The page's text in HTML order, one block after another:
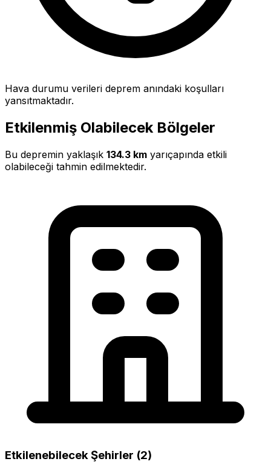
Hava durumu verileri deprem anındaki koşulları
yansıtmaktadır.
Etkilenmiş Olabilecek Bölgeler
Bu depremin yaklaşık 134.3 km yarıçapında etkili
olabileceği tahmin edilmektedir.
Etkilenebilecek Şehirler (2)